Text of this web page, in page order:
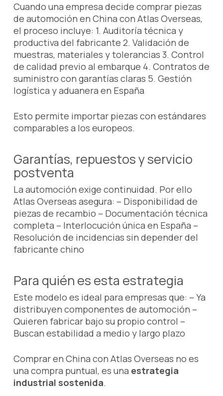
Cuando una empresa decide comprar piezas
de automoción en China con Atlas Overseas,
el proceso incluye: 1. Auditoría técnica y
productiva del fabricante 2. Validación de
muestras, materiales y tolerancias 3. Control
de calidad previo al embarque 4. Contratos de
suministro con garantías claras 5. Gestión
logística y aduanera en España
Esto permite importar piezas con estándares
comparables a los europeos.
Garantías, repuestos y servicio
postventa
La automoción exige continuidad. Por ello
Atlas Overseas asegura: – Disponibilidad de
piezas de recambio – Documentación técnica
completa – Interlocución única en España –
Resolución de incidencias sin depender del
fabricante chino
Para quién es esta estrategia
Este modelo es ideal para empresas que: – Ya
distribuyen componentes de automoción –
Quieren fabricar bajo su propio control –
Buscan estabilidad a medio y largo plazo
Comprar en China con Atlas Overseas no es
una compra puntual, es una estrategia
industrial sostenida.